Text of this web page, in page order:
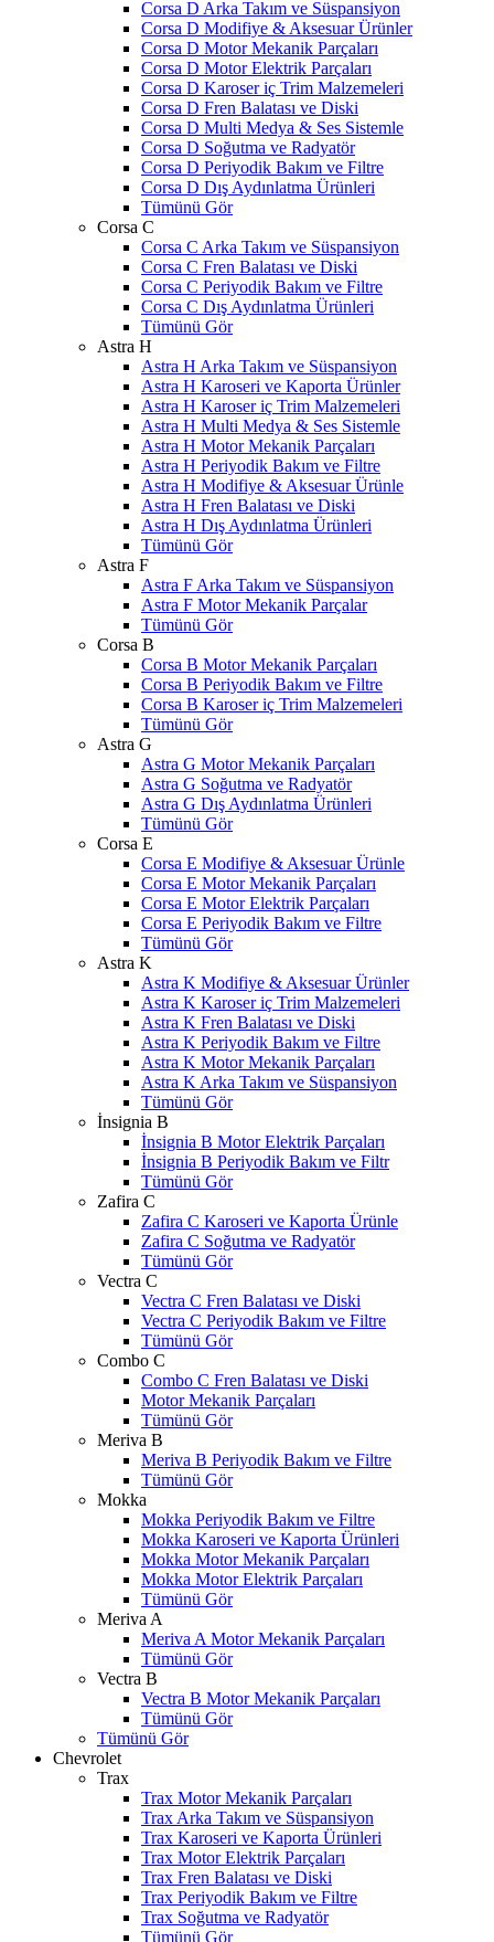
Corsa D Arka Takım ve Süspansiyon
Corsa D Modifiye & Aksesuar Ürünler
Corsa D Motor Mekanik Parçaları
Corsa D Motor Elektrik Parçaları
Corsa D Karoser iç Trim Malzemeleri
Corsa D Fren Balatası ve Diski
Corsa D Multi Medya & Ses Sistemle
Corsa D Soğutma ve Radyatör
Corsa D Periyodik Bakım ve Filtre
Corsa D Dış Aydınlatma Ürünleri
Tümünü Gör
Corsa C
Corsa C Arka Takım ve Süspansiyon
Corsa C Fren Balatası ve Diski
Corsa C Periyodik Bakım ve Filtre
Corsa C Dış Aydınlatma Ürünleri
Tümünü Gör
Astra H
Astra H Arka Takım ve Süspansiyon
Astra H Karoseri ve Kaporta Ürünler
Astra H Karoser iç Trim Malzemeleri
Astra H Multi Medya & Ses Sistemle
Astra H Motor Mekanik Parçaları
Astra H Periyodik Bakım ve Filtre
Astra H Modifiye & Aksesuar Ürünle
Astra H Fren Balatası ve Diski
Astra H Dış Aydınlatma Ürünleri
Tümünü Gör
Astra F
Astra F Arka Takım ve Süspansiyon
Astra F Motor Mekanik Parçalar
Tümünü Gör
Corsa B
Corsa B Motor Mekanik Parçaları
Corsa B Periyodik Bakım ve Filtre
Corsa B Karoser iç Trim Malzemeleri
Tümünü Gör
Astra G
Astra G Motor Mekanik Parçaları
Astra G Soğutma ve Radyatör
Astra G Dış Aydınlatma Ürünleri
Tümünü Gör
Corsa E
Corsa E Modifiye & Aksesuar Ürünle
Corsa E Motor Mekanik Parçaları
Corsa E Motor Elektrik Parçaları
Corsa E Periyodik Bakım ve Filtre
Tümünü Gör
Astra K
Astra K Modifiye & Aksesuar Ürünler
Astra K Karoser iç Trim Malzemeleri
Astra K Fren Balatası ve Diski
Astra K Periyodik Bakım ve Filtre
Astra K Motor Mekanik Parçaları
Astra K Arka Takım ve Süspansiyon
Tümünü Gör
İnsignia B
İnsignia B Motor Elektrik Parçaları
İnsignia B Periyodik Bakım ve Filtr
Tümünü Gör
Zafira C
Zafira C Karoseri ve Kaporta Ürünle
Zafira C Soğutma ve Radyatör
Tümünü Gör
Vectra C
Vectra C Fren Balatası ve Diski
Vectra C Periyodik Bakım ve Filtre
Tümünü Gör
Combo C
Combo C Fren Balatası ve Diski
Motor Mekanik Parçaları
Tümünü Gör
Meriva B
Meriva B Periyodik Bakım ve Filtre
Tümünü Gör
Mokka
Mokka Periyodik Bakım ve Filtre
Mokka Karoseri ve Kaporta Ürünleri
Mokka Motor Mekanik Parçaları
Mokka Motor Elektrik Parçaları
Tümünü Gör
Meriva A
Meriva A Motor Mekanik Parçaları
Tümünü Gör
Vectra B
Vectra B Motor Mekanik Parçaları
Tümünü Gör
Tümünü Gör
Chevrolet
Trax
Trax Motor Mekanik Parçaları
Trax Arka Takım ve Süspansiyon
Trax Karoseri ve Kaporta Ürünleri
Trax Motor Elektrik Parçaları
Trax Fren Balatası ve Diski
Trax Periyodik Bakım ve Filtre
Trax Soğutma ve Radyatör
Tümünü Gör